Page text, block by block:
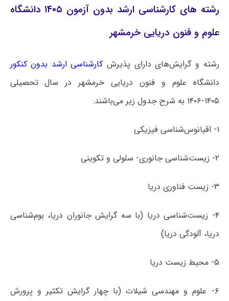
رشته های کارشناسی ارشد بدون آزمون ۱۴۰۵ دانشگاه
علوم و فنون دریایی خرمشهر
رشته و گرایش‌های دارای پذیرش کارشناسی ارشد بدون کنکور
دانشگاه علوم و فنون دریایی خرمشهر در سال تحصیلی
۱۴۰۵-۱۴۰۶ به شرح جدول زیر می‌باشند:
۱- اقیانوس‌شناسی فیزیکی
۲- زیست‌شناسی جانوری- سلولی و تکوینی
۳- زیست فناوری دریا
۴- زیست‌شناسی دریا (با سه گرایش جانوران دریا، بوم‌شناسی
دریا، آلودگی دریا)
۵- محیط زیست دریا
۶- علوم و مهندسی شیلات (با چهار گرایش تکثیر و پرورش